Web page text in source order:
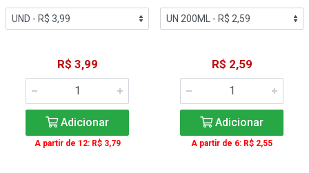
R$ 3,99
Adicionar
A partir de 12: R$ 3,79
R$ 2,59
Adicionar
A partir de 6: R$ 2,55